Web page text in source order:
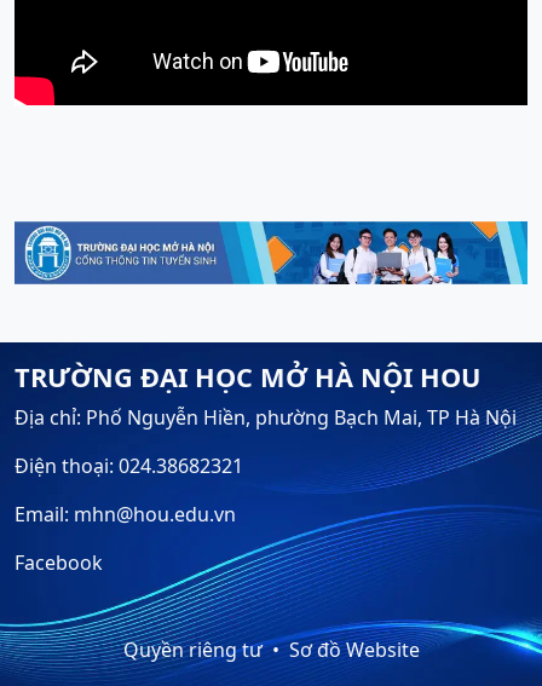
TRƯỜNG ĐẠI HỌC MỞ HÀ NỘI HOU
Địa chỉ: Phố Nguyễn Hiền, phường Bạch Mai, TP Hà Nội
Điện thoại: 024.38682321
Email: mhn@hou.edu.vn
Facebook
Quyền riêng tư Sơ đồ Website